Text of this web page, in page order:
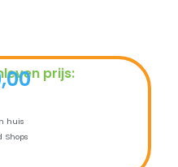
prijs:
huis
Shops